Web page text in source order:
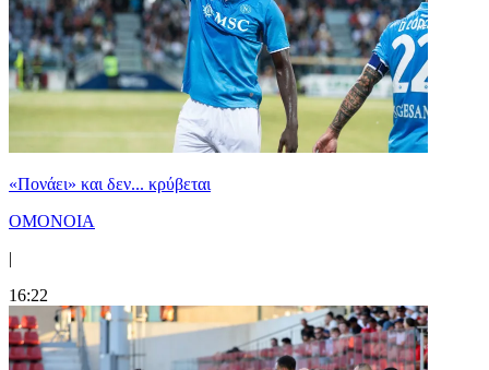
«Πονάει» και δεν... κρύβεται
ΟΜΟΝΟΙΑ
|
16:22